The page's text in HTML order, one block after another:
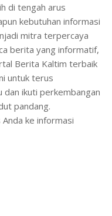
di tengah arus
kebutuhan informasi
mitra terpercaya
berita yang informatif,
Berita Kaltim terbaik
untuk terus
ikuti perkembangan
pandang.
ke informasi